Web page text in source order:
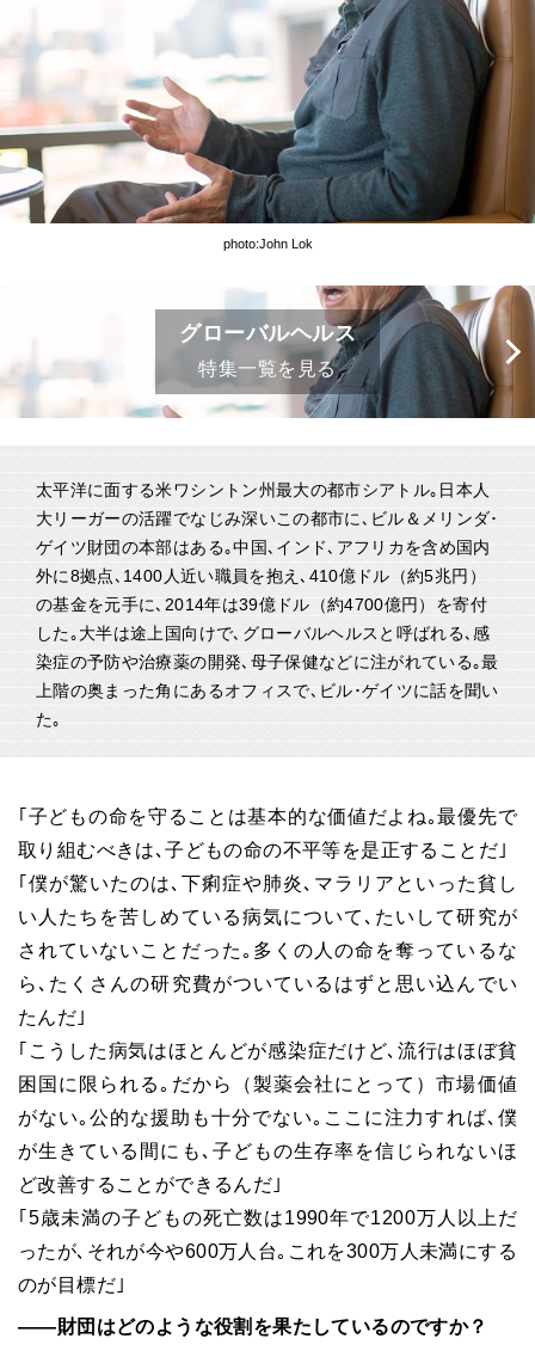
photo:John Lok
グローバルヘルス
特集一覧を見る
太平洋に面する米ワシントン州最大の都市シアトル｡日本人
大リーガーの活躍でなじみ深いこの都市に､ビル＆メリンダ･
ゲイツ財団の本部はある｡中国､インド､アフリカを含め国内
外に8拠点､1400人近い職員を抱え､410億ドル（約5兆円）
の基金を元手に､2014年は39億ドル（約4700億円）を寄付
した｡大半は途上国向けで､グローバルヘルスと呼ばれる､感
染症の予防や治療薬の開発､母子保健などに注がれている｡最
上階の奥まった角にあるオフィスで､ビル･ゲイツに話を聞い
た｡
｢子どもの命を守ることは基本的な価値だよね｡最優先で
取り組むべきは､子どもの命の不平等を是正することだ｣
｢僕が驚いたのは､下痢症や肺炎､マラリアといった貧し
い人たちを苦しめている病気について､たいして研究が
されていないことだった｡多くの人の命を奪っているな
ら､たくさんの研究費がついているはずと思い込んでい
たんだ｣
｢こうした病気はほとんどが感染症だけど､流行はほぼ貧
困国に限られる｡だから（製薬会社にとって）市場価値
がない｡公的な援助も十分でない｡ここに注力すれば､僕
が生きている間にも､子どもの生存率を信じられないほ
ど改善することができるんだ｣
｢5歳未満の子どもの死亡数は1990年で1200万人以上だ
ったが､それが今や600万人台｡これを300万人未満にする
のが目標だ｣
――財団はどのような役割を果たしているのですか？